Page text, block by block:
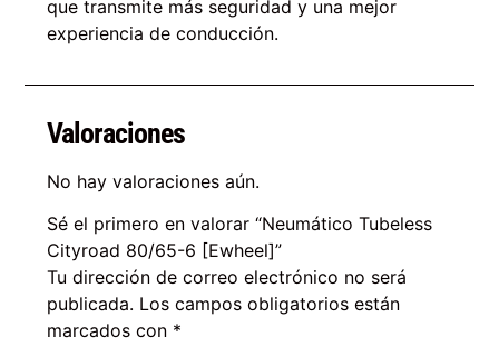
que transmite más seguridad y una mejor
experiencia de conducción.
Valoraciones
No hay valoraciones aún.
Sé el primero en valorar “Neumático Tubeless
Cityroad 80/65-6 [Ewheel]”
Tu dirección de correo electrónico no será
publicada. Los campos obligatorios están
marcados con *